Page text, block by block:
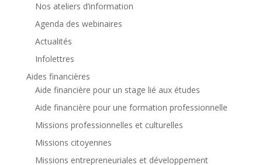
Nos ateliers d’information
Agenda des webinaires
Actualités
Infolettres
Aides financières
Aide financière pour un stage lié aux études
Aide financière pour une formation professionnelle
Missions professionnelles et culturelles
Missions citoyennes
Missions entrepreneuriales et développement